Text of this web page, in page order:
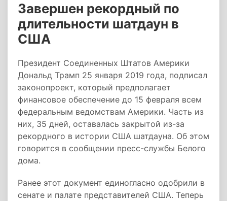
Завершен рекордный по
длительности шатдаун в
США
Президент Соединенных Штатов Америки
Дональд Трамп 25 января 2019 года, подписал
законопроект, который предполагает
финансовое обеспечение до 15 февраля всем
федеральным ведомствам Америки. Часть из
них, 35 дней, оставалась закрытой из-за
рекордного в истории США шатдауна. Об этом
говорится в сообщении пресс-службы Белого
дома.
Ранее этот документ единогласно одобрили в
сенате и палате представителей США. Теперь